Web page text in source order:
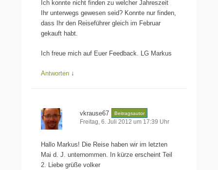
Ich konnte nicht finden zu welcher Jahreszeit
Ihr unterwegs gewesen seid? Konnte nur finden,
dass Ihr den Reiseführer gleich im Februar
gekauft habt.
Ich freue mich auf Euer Feedback. LG Markus
Antworten ↓
vkrause67 Beitragsautor
Freitag, 6. Juli 2012 um 17:39 Uhr
Hallo Markus! Die Reise haben wir im letzten
Mai d. J. unternommen. In kürze erscheint Teil
2. Liebe grüße volker